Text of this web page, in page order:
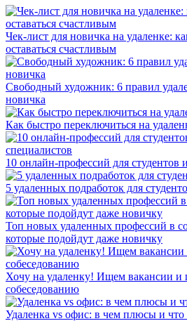
Чек-лист для новичка на удаленке:
оставаться счастливым
Свободный художник: 6 правил
новичка
Как быстро переключиться на
10 онлайн-профессий для студентов
5 удаленных подработок для
Топ новых удаленных профессий в
которые подойдут даже новичку
Хочу на удаленку! Ищем вакансии и
собеседованию
Удаленка vs офис: в чем плюсы и что